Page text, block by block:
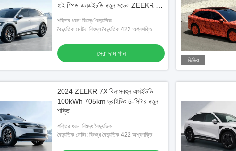
হাই স্পিড এলএইচডি নতুন মডেল ZEEKR 7X
শক্তির ধরন: বিশুদ্ধ বৈদ্যুতিক
বৈদ্যুতিক মোটর: বিশুদ্ধ বৈদ্যুতিক 422 অশ্বশক্তি
সেরা দাম পান
ভিডিও
2024 ZEEKR 7X বিলাসবহুল এসইউভি
100kWh 705km ড্রাইভিং 5-সিটার নতুন
শক্তি
শক্তির ধরন: বিশুদ্ধ বৈদ্যুতিক
বৈদ্যুতিক মোটর: বিশুদ্ধ বৈদ্যুতিক 422 অশ্বশক্তি